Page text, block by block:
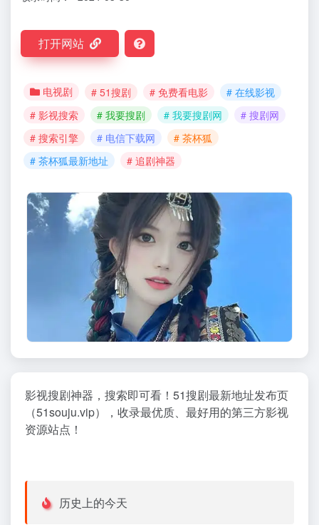
打开网站
电视剧 # 51搜剧 # 免费看电影
# 在线影视
# 影视搜索
# 我要搜剧 # 我要搜剧网
# 搜剧网
# 搜索引擎
# 电信下载网
# 茶杯狐
# 茶杯狐最新地址
# 追剧神器
影视搜剧神器，搜索即可看！51搜剧最新地址发布页
（51souju.vip），收录最优质、最好用的第三方影视
资源站点！
历史上的今天